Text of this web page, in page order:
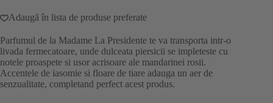
Adaugă în lista de produse preferate
Parfumul de la Madame La Presidente te va transporta intr-o
livada fermecatoare, unde dulceata piersicii se impleteste cu
notele proaspete si usor acrisoare ale mandarinei rosii.
Accentele de iasomie si floare de tiare adauga un aer de
senzualitate, completand perfect acest produs.